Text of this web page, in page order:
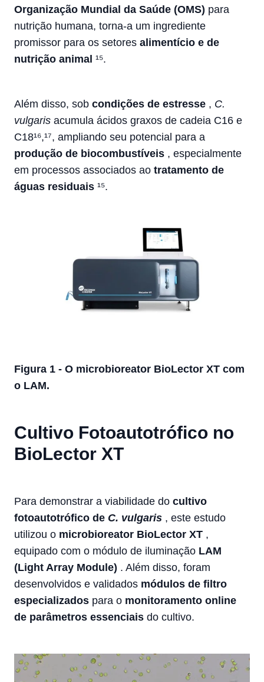
Organização Mundial da Saúde (OMS) para
nutrição humana, torna-a um ingrediente
promissor para os setores alimentício e de
nutrição animal ¹⁵.
Além disso, sob condições de estresse , C.
vulgaris acumula ácidos graxos de cadeia C16 e
C18¹⁶,¹⁷, ampliando seu potencial para a
produção de biocombustíveis , especialmente
em processos associados ao tratamento de
águas residuais ¹⁵.
Figura 1 - O microbioreator BioLector XT com
o LAM.
Cultivo Fotoautotrófico no
BioLector XT
Para demonstrar a viabilidade do cultivo
fotoautotrófico de C. vulgaris , este estudo
utilizou o microbioreator BioLector XT ,
equipado com o módulo de iluminação LAM
(Light Array Module) . Além disso, foram
desenvolvidos e validados módulos de filtro
especializados para o monitoramento online
de parâmetros essenciais do cultivo.